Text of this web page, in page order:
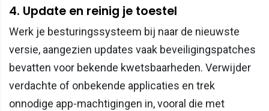
4. Update en reinig je toestel
Werk je besturingssysteem bij naar de nieuwste
versie, aangezien updates vaak beveiligingspatches
bevatten voor bekende kwetsbaarheden. Verwijder
verdachte of onbekende applicaties en trek
onnodige app-machtigingen in, vooral die met